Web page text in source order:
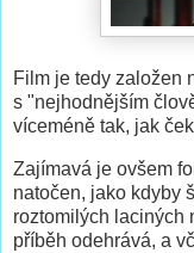
Film je tedy založen
s "nejhodnějším
víceméně tak, jak
Zajímavá je ovšem
natočen, jako kdyby
roztomilých laciných
příběh odehrává, a